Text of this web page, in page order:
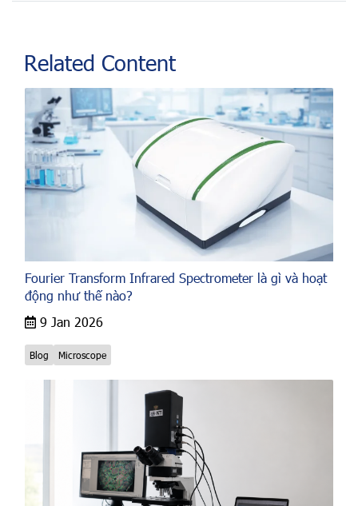
Related Content
Fourier Transform Infrared Spectrometer là gì và hoạt
động như thế nào?
9 Jan 2026
Blog Microscope